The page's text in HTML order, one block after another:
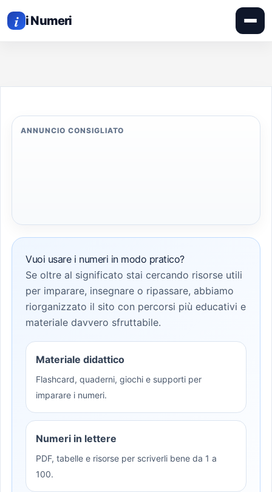
i i Numeri
IL
al
ANNUNCIO CONSIGLIATO
Vuoi usare i numeri in modo pratico?
Se oltre al significato stai cercando risorse utili
per imparare, insegnare o ripassare, abbiamo
riorganizzato il sito con percorsi più educativi e
materiale davvero sfruttabile.
Materiale didattico
Flashcard, quaderni, giochi e supporti per
imparare i numeri.
Numeri in lettere
PDF, tabelle e risorse per scriverli bene da 1 a
100.